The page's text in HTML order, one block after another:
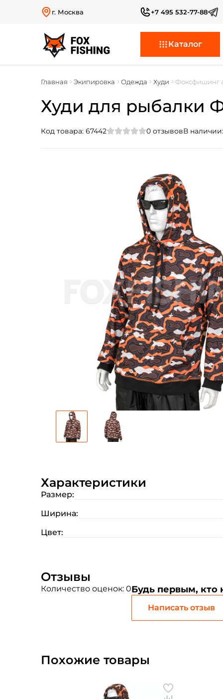
г. Москва +7 495 532-77-88
Каталог
Главная Экипировка Одежда Худи Фоксфишинг
Худи для рыбалки
Код товара: 67442 0 отзывовВ наличии:
Характеристики
Размер:
Ширина:
Цвет:
Отзывы
Количество оценок: 0Будь первым, кто
Написать отзыв
Похожие товары